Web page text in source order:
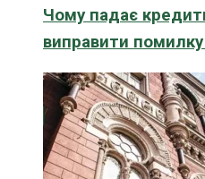
Чому падає
виправити помилку